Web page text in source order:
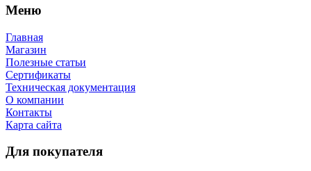
Меню
Главная
Магазин
Полезные статьи
Сертификаты
Техническая документация
О компании
Контакты
Карта сайта
Для покупателя